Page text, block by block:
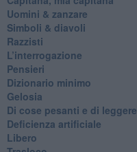
Uomini & zanzare
​Simboli & diavoli
Razzisti
​L’interrogazione
Pensieri
​Dizionario minimo
Gelosia
Di cose pesanti e di leggere
​Deficienza artificiale
Libero